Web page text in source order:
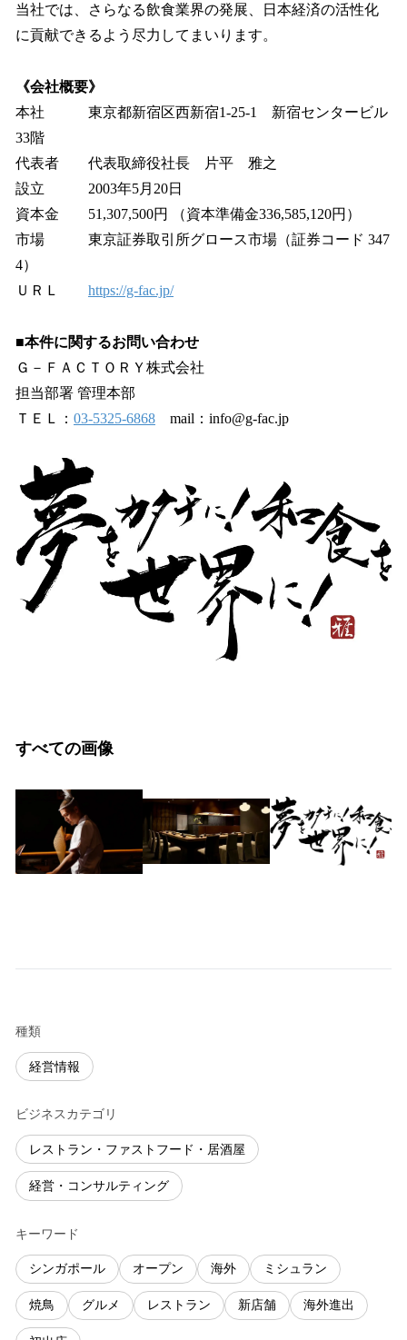
当社では、さらなる飲食業界の発展、日本経済の活性化
に貢献できるよう尽力してまいります。
《会社概要》
本社 東京都新宿区西新宿1-25-1 新宿センタービル
33階
代表者 代表取締役社長 片平 雅之
設立 2003年5月20日
資本金 51,307,500円 （資本準備金336,585,120円）
市場 東京証券取引所グロース市場（証券コード 347
4）
ＵＲＬ https://g-fac.jp/
■本件に関するお問い合わせ
Ｇ－ＦＡＣＴＯＲＹ株式会社
担当部署 管理本部
ＴＥＬ： 03-5325-6868 mail：info@g-fac.jp
すべての画像
種類
経営情報
ビジネスカテゴリ
レストラン・ファストフード・居酒屋
経営・コンサルティング
キーワード
シンガポール オープン 海外 ミシュラン
焼鳥 グルメ レストラン 新店舗 海外進出